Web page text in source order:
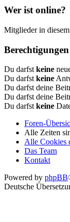
Wer ist online?
Mitglieder in
Du darfst keine
Du darfst keine
Du darfst deine
Du darfst deine
Du darfst keine
Foren-
Alle Zeiten
Alle Cookies
Das Team
Kontakt
Powered by phpBB
Deutsche